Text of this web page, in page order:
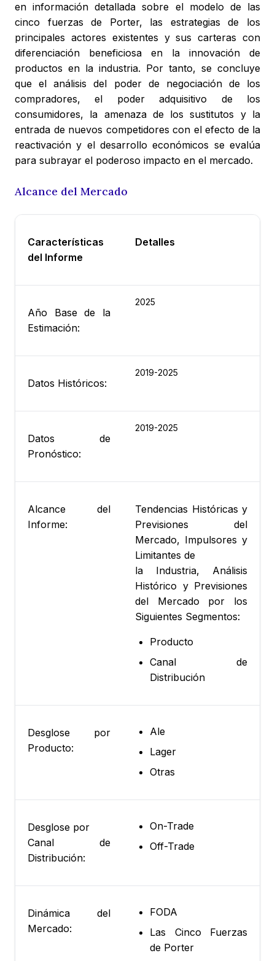
en información detallada sobre el modelo de las
cinco fuerzas de Porter, las estrategias de los
principales actores existentes y sus carteras con
diferenciación beneficiosa en la innovación de
productos en la industria. Por tanto, se concluye
que el análisis del poder de negociación de los
compradores, el poder adquisitivo de los
consumidores, la amenaza de los sustitutos y la
entrada de nuevos competidores con el efecto de la
reactivación y el desarrollo económicos se evalúa
para subrayar el poderoso impacto en el mercado.
Alcance del Mercado
Características
del Informe
Detalles
Año Base de la
Estimación:
2025
Datos Históricos:
2019-2025
Datos de
Pronóstico:
2019-2025
Alcance del
Informe:
Tendencias Históricas y
Previsiones del
Mercado, Impulsores y
Limitantes de
la Industria, Análisis
Histórico y Previsiones
del Mercado por los
Siguientes Segmentos:
Producto
Canal de
Distribución
Desglose por
Producto:
Ale
Lager
Otras
Desglose por
Canal de
Distribución:
On-Trade
Off-Trade
Dinámica del
Mercado:
FODA
Las Cinco Fuerzas
de Porter